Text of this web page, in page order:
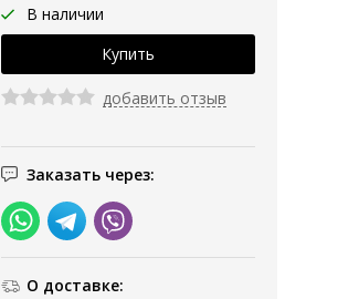
В наличии
добавить отзыв
Заказать через:
О доставке: